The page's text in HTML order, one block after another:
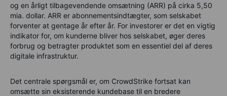
og en årligt tilbagevendende omsætning (ARR) på cirka 5,50
mia. dollar. ARR er abonnementsindtægter, som selskabet
forventer at gentage år efter år. For investorer er det en vigtig
indikator for, om kunderne bliver hos selskabet, øger deres
forbrug og betragter produktet som en essentiel del af deres
digitale infrastruktur.
Det centrale spørgsmål er, om CrowdStrike fortsat kan
omsætte sin eksisterende kundebase til en bredere